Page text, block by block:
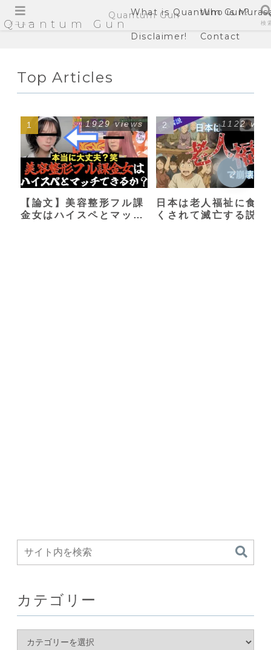
Quantum Gun
What is Quantum Gun?
Who is
Disclaimer! Contact
Top Articles
【論文】美容整形フル課
金女はハイスペとマッチ
1929 views
日本は老人福祉に食い
くされて滅亡する説
1122
カテゴリー
メニュー
Quantum Gun
検